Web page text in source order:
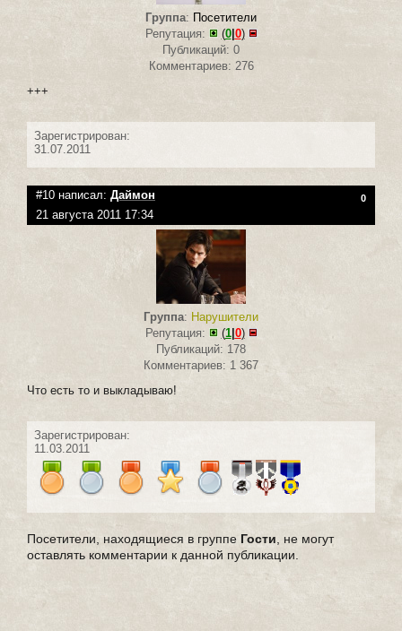
Группа: Посетители
Репутация:
(0| 0)
Публикаций: 0
Комментариев: 276
+++
Зарегистрирован:
31.07.2011
#10 написал: Даймон 0
21 августа 2011 17:34
Группа: Нарушители
Репутация:
(1| 0)
Публикаций: 178
Комментариев: 1 367
Что есть то и выкладываю!
Зарегистрирован:
11.03.2011
Посетители, находящиеся в группе Гости, не могут
оставлять комментарии к данной публикации.